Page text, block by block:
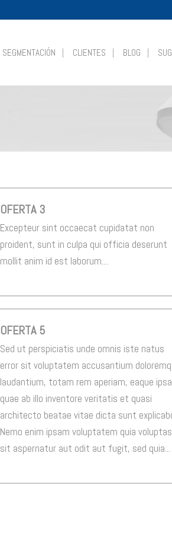
SEGMENTACIÓN CLIENTES BLOG
OFERTA 3
Excepteur sint occaecat cupidatat non
proident, sunt in culpa qui officia deserunt
mollit anim id est laborum....
OFERTA 5
Sed ut perspiciatis unde omnis iste natus
error sit voluptatem accusantium
laudantium, totam rem aperiam, eaque ipsa
quae ab illo inventore veritatis et quasi
architecto beatae vitae dicta sunt
Nemo enim ipsam voluptatem quia voluptas
sit aspernatur aut odit aut fugit, sed quia...